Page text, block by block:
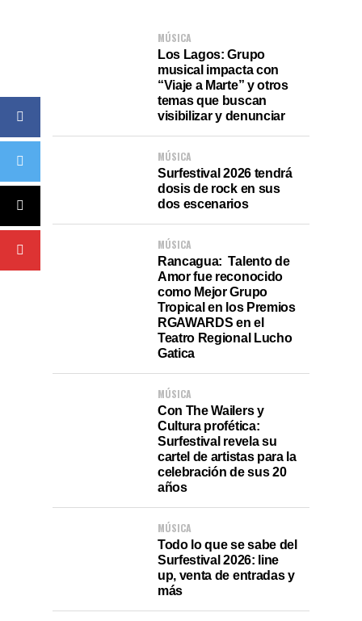
MÚSICA
Los Lagos: Grupo
musical impacta con
“Viaje a Marte” y otros
temas que buscan
visibilizar y denunciar
MÚSICA
Surfestival 2026 tendrá
dosis de rock en sus
dos escenarios
MÚSICA
Rancagua: Talento de
Amor fue reconocido
como Mejor Grupo
Tropical en los Premios
RGAWARDS en el
Teatro Regional Lucho
Gatica
MÚSICA
Con The Wailers y
Cultura profética:
Surfestival revela su
cartel de artistas para la
celebración de sus 20
años
MÚSICA
Todo lo que se sabe del
Surfestival 2026: line
up, venta de entradas y
más